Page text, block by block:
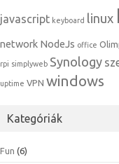
javascript keyboard linux
network NodeJs office
rpi simplyweb Synology
uptime VPN windows
Kategóriák
Fun (6)